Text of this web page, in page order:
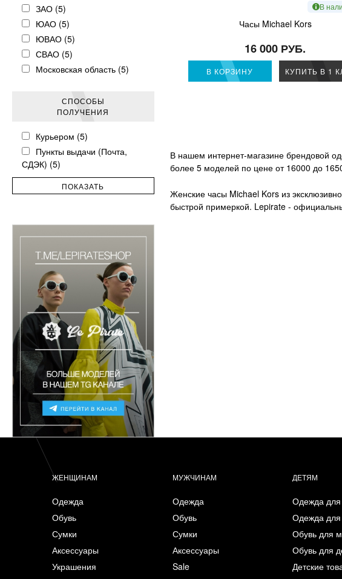
ЗАО (5)
ЮАО (5)
ЮВАО (5)
СВАО (5)
Московская область (5)
СПОСОБЫ
ПОЛУЧЕНИЯ
Курьером (5)
Пункты выдачи (Почта,
СДЭК) (5)
В
Часы Michael Kors
16 000 РУБ.
В КОРЗИНУ КУПИТЬ В 1
В нашем интернет-магазине брендовой
более 5 моделей по цене от 16000 до
Женские часы Michael Kors из
быстрой примеркой. Lepirate -
ЖЕНЩИНАМ
Одежда
Обувь
Сумки
Аксессуары
Украшения
МУЖЧИНАМ
Одежда
Обувь
Сумки
Аксессуары
Sale
ДЕТЯМ
Одежда для
Одежда для
Обувь для
Обувь для
Детские